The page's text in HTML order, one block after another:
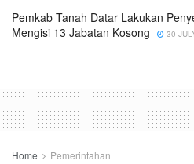
Pemkab Tanah Datar Lakukan
Mengisi 13 Jabatan Kosong
30
Home Pemerintahan